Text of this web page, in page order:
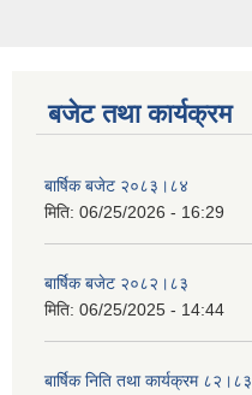
बजेट तथा कार्यक्रम
बार्षिक बजेट २०८३।८४
मिति: 06/25/2026 - 16:29
बार्षिक बजेट २०८२।८३
मिति: 06/25/2025 - 14:44
बार्षिक निति तथा कार्यक्रम ८२।८३